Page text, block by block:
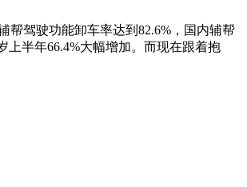
驾驶功能卸车率达到82.6%，国内辅帮
上半年66.4%大幅增加。而现在跟着抱